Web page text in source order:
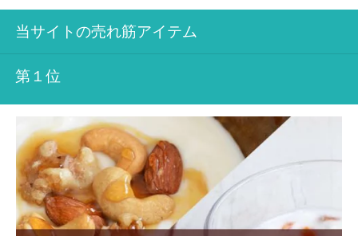
当サイトの売れ筋アイテム
第１位